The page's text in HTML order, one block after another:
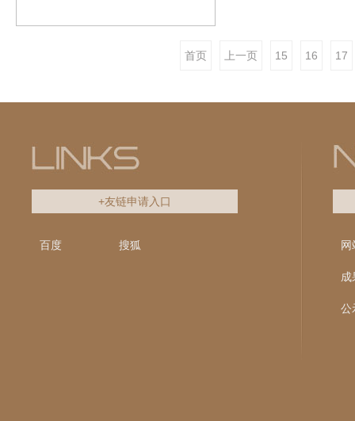
首页 上一页 15 16 17
+友链申请入口
百度 搜狐
成
公